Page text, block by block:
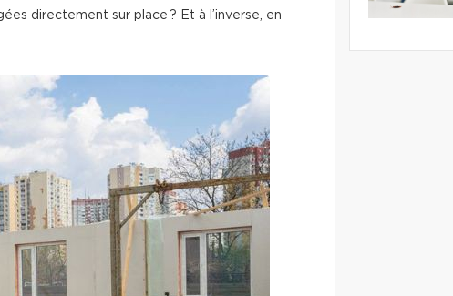
directement sur place ? Et à l’inverse, en